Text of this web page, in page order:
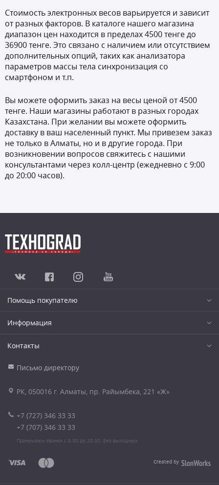
Стоимость электронных весов варьируется и зависит
от разных факторов. В каталоге нашего магазина
диапазон цен находится в пределах 4500 тенге до
36900 тенге. Это связано с наличием или отсутствием
дополнительных опций, таких как анализатора
параметров массы тела синхронизация со
смартфоном и т.п.
Вы можете оформить заказ на весы ценой от 4500
тенге. Наши магазины работают в разных городах
Казахстана. При желании вы можете оформить
доставку в ваш населенный пункт. Мы привезем заказ
не только в Алматы, но и в другие города. При
возникновении вопросов свяжитесь с нашими
консультантами через колл-центр (ежедневно с 9:00
до 20:00 часов).
Помощь покупателю
Информация
Контакты
Письмо директору
РК, 050016 г. Алматы, пр. Райымбека, 221 «Ж»
+7 (727) 346 33 33
+7 (707) 346 33 33
Принимаем звонки с 9.00 до 20.00. Без выходных.
Created by